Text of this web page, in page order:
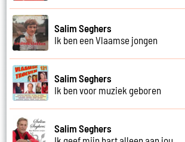
Salim Seghers
Ik ben een Vlaamse jongen
Salim Seghers
Ik ben voor muziek geboren
Salim Seghers